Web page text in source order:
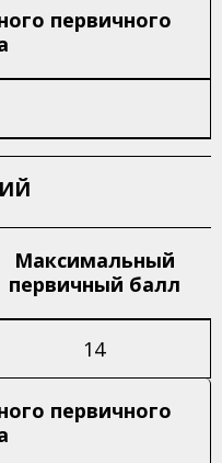
первичного
Максимальный
первичный балл
14
первичного